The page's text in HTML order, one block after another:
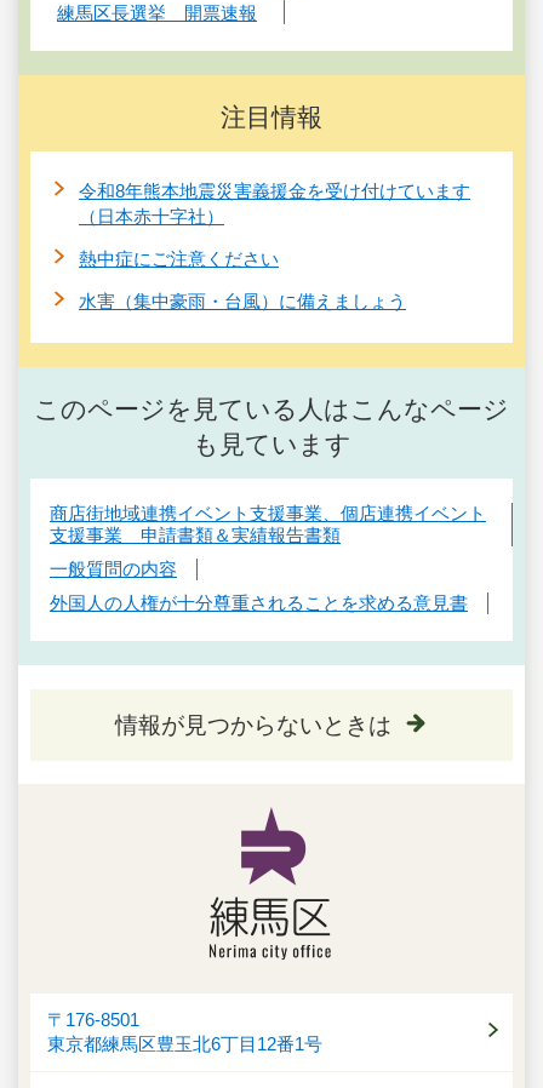
練馬区長選挙 開票速報
注目情報
令和8年熊本地震災害義援金を受け付けています
（日本赤十字社）
熱中症にご注意ください
水害（集中豪雨・台風）に備えましょう
このページを見ている人はこんなページ
も見ています
商店街地域連携イベント支援事業、個店連携イベント
支援事業 申請書類＆実績報告書類
一般質問の内容
外国人の人権が十分尊重されることを求める意見書
情報が見つからないときは
〒176-8501
東京都練馬区豊玉北6丁目12番1号